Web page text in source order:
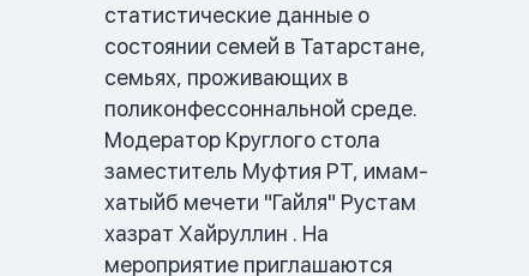
статистические данные о
состоянии семей в Татарстане,
семьях, проживающих в
поликонфессоннальной среде.
Модератор Круглого стола
заместитель Муфтия РТ, имам-
хатыйб мечети "Гайля" Рустам
хазрат Хайруллин . На
мероприятие приглашаются